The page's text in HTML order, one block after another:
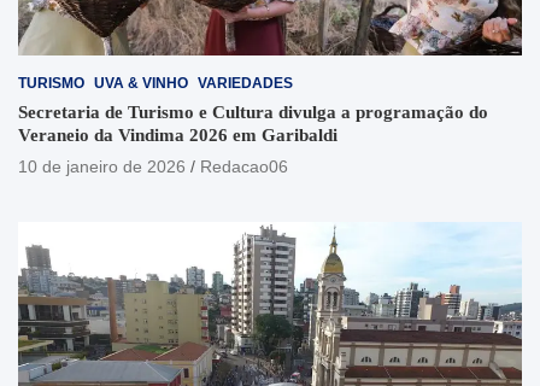
TURISMO UVA & VINHO VARIEDADES
Secretaria de Turismo e Cultura divulga a programação do
Veraneio da Vindima 2026 em Garibaldi
10 de janeiro de 2026
Redacao06